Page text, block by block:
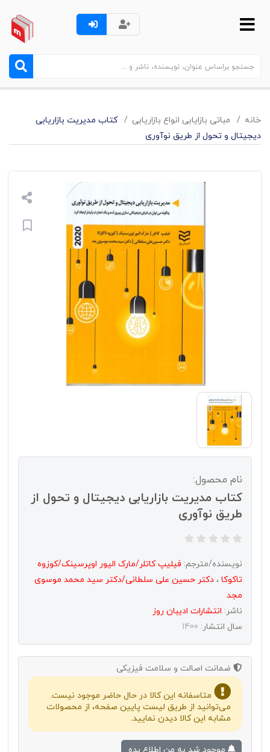
خانه مباتی بازایابی انواع بازاریابی
کتاب مدیریت بازاریابی
دیجیتال و تحول از طریق نوآوری
نام محصول:
کتاب مدیریت بازاریابی دیجیتال و تحول از
طریق نوآوری
نویسنده/مترجم: فیلیپ کاتلر/مارک الیور اوپرسینک/کوزوه
تاکوکا ، دکتر حسین علی سلطانی/دکتر سید محمد موسوی
مجد
ناشر: انتشارات اديبان روز
سال انتشار: 1400
ضمانت اصالت و سلامت فیزیکی
متاسفانه این کالا در حال حاضر موجود نیست.
می‌توانید از طریق لیست پایین صفحه، از محصولات
مشابه این کالا دیدن نمایید.